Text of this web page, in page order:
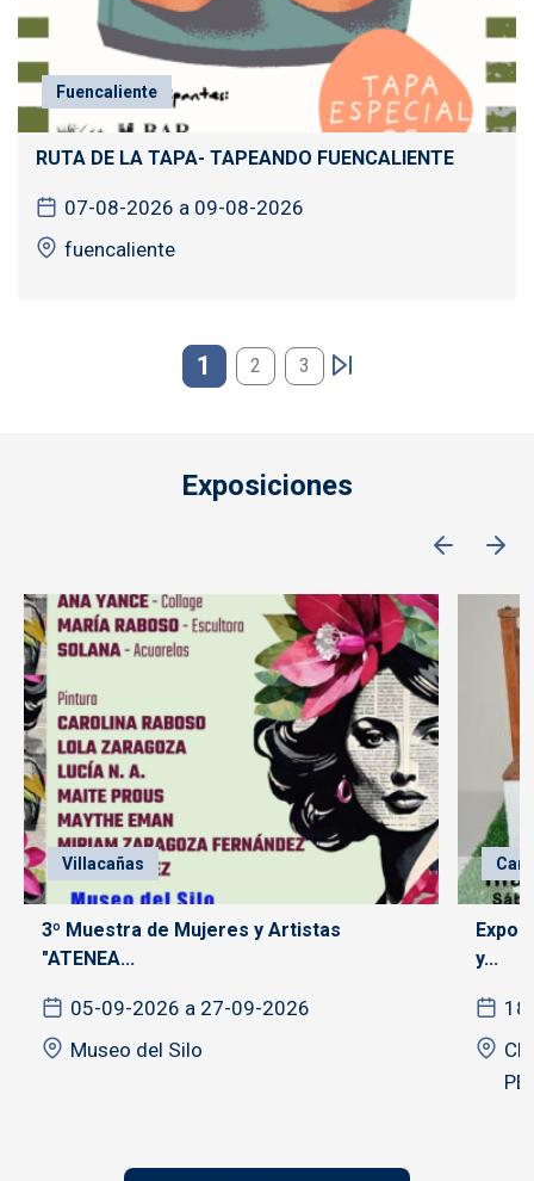
Fuencaliente
RUTA DE LA TAPA- TAPEANDO FUENCALIENTE
07-08-2026 a 09-08-2026
fuencaliente
1 2 3
Exposiciones
Villacañas
3º Muestra de Mujeres y Artistas
"ATENEA...
05-09-2026 a 27-09-2026
Museo del Silo
y...